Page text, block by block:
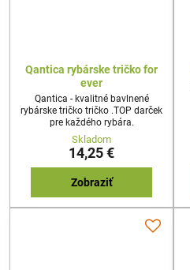
Qantica rybárske tričko for
ever
Qantica - kvalitné bavlnené
rybárske tričko tričko .TOP darček
pre každého rybára.
Skladom
14,25 €
Zobraziť